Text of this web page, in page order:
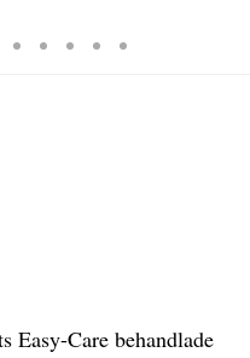
Easy-Care behandlade